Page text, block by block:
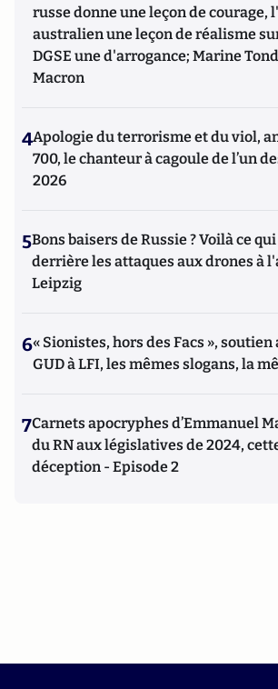
russe donne une leçon de courage,
australien une leçon de réalisme
DGSE une d'arrogance; Marine
Macron
4Apologie du terrorisme et du viol,
700, le chanteur à cagoule de l’un
2026
5Bons baisers de Russie ? Voilà ce
derrière les attaques aux drones à
Leipzig
6« Sionistes, hors des Facs », soutien
GUD à LFI, les mêmes slogans, la
7Carnets apocryphes d’Emmanuel
du RN aux législatives de 2024,
déception - Episode 2